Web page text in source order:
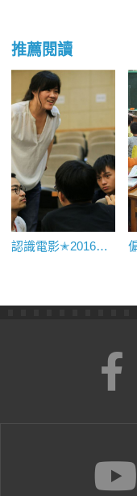
推薦閱讀
認識電影✭2016電影與性別、影評寫作練習